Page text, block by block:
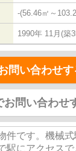
-(56.46㎡～
1990年 11月(築
問い合わせ
お問い合わせ
件です。機械
駅にアクセスで